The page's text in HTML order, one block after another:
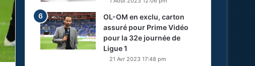
OL-OM en exclu, carton
assuré pour Prime Vidéo
pour la 32e journée de
Ligue 1
21 Avr 2023 17:48 pm